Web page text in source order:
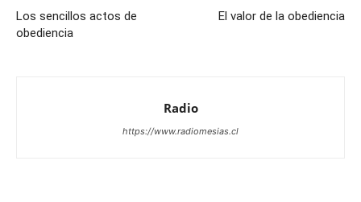
Los sencillos actos de
obediencia
El valor de la obediencia
Radio
https://www.radiomesias.cl